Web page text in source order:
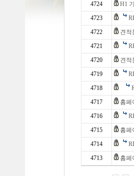
4724
H1
4723
4722
견적
4721
4720
견적
4719
4718
4717
홈페
4716
4715
홈페
4714
4713
홈페